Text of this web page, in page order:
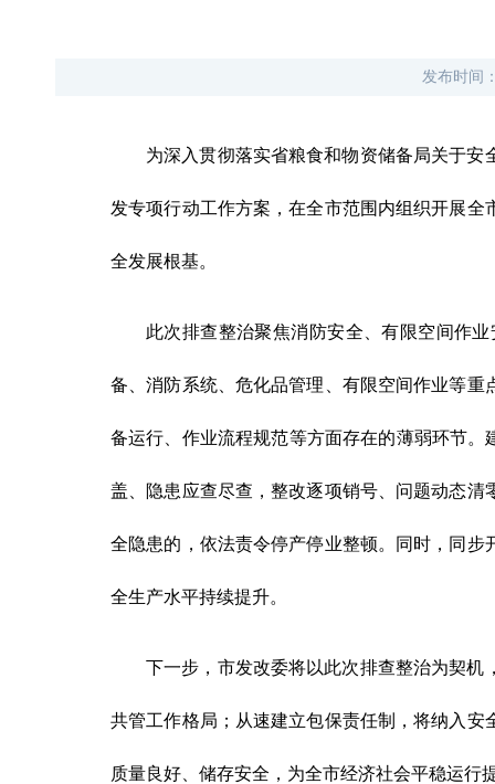
发布时间
为深入贯彻落实省粮食和物资储备局关于
发专项行动工作方案，在全市范围内组织开展
全发展根基。
此次排查整治聚焦消防安全、有限空间作
备、消防系统、危化品管理、有限空间作业等
备运行、作业流程规范等方面存在的薄弱环节
盖、隐患应查尽查，整改逐项销号、问题动态
全隐患的，依法责令停产停业整顿。同时，同
全生产水平持续提升。
下一步，市发改委将以此次排查整治为契
共管工作格局；从速建立包保责任制，将纳入
质量良好、储存安全，为全市经济社会平稳运行